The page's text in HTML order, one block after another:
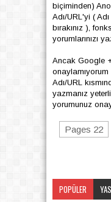
biçiminden)
Adı/URL'yi (
bırakınız ),
yorumlarınızı
Ancak Google
Adı/URL
yazmanız
yorumunuz
Pages 22
POPÜLER